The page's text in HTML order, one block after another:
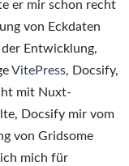
er mir schon recht
von Eckdaten
Entwicklung,
VitePress, Docsify,
mit Nuxt-
Docsify mir vom
von Gridsome
mich für